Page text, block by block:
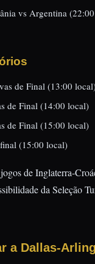
vs Argentina
de Final (13:00
de Final (14:00 local)
de Final (15:00 local)
(15:00 local)
de Inglaterra-
da Seleção
a Dallas-